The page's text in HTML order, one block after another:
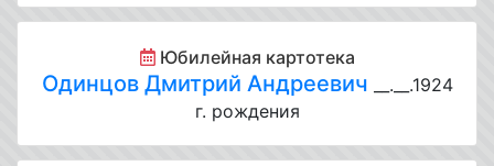
Юбилейная картотека
Одинцов Дмитрий Андреевич __.__.1924
г. рождения